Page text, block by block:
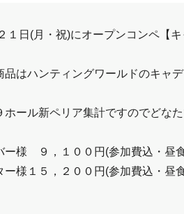
１日(月・祝)にオープンコンペ【
品はハンティングワールドのキャ
ホール新ペリア集計ですのでどな
ー様 ９，１００円(参加費込・昼
ー様１５，２００円(参加費込・昼